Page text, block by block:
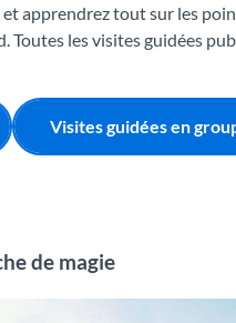
et apprendrez tout sur les
Toutes les visites guidées
Visites guidées en
de magie